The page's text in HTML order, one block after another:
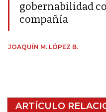
gobernabilidad
compañía
JOAQUÍN M. LÓPEZ B.
ARTÍCULO